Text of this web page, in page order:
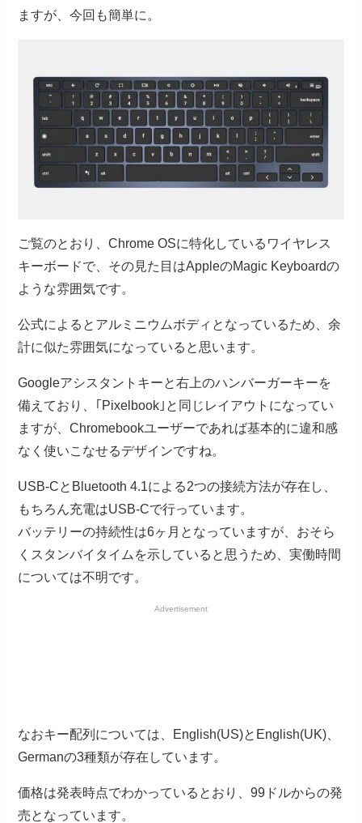
ますが、今回も簡単に。
ご覧のとおり、Chrome OSに特化しているワイヤレス
キーボードで、その見た目はAppleのMagic Keyboardの
ような雰囲気です。
公式によるとアルミニウムボディとなっているため、余
計に似た雰囲気になっていると思います。
Googleアシスタントキーと右上のハンバーガーキーを
備えており、｢Pixelbook｣と同じレイアウトになってい
ますが、Chromebookユーザーであれば基本的に違和感
なく使いこなせるデザインですね。
USB-CとBluetooth 4.1による2つの接続方法が存在し、
もちろん充電はUSB-Cで行っています。
バッテリーの持続性は6ヶ月となっていますが、おそら
くスタンバイタイムを示していると思うため、実働時間
については不明です。
Advertisement
なおキー配列については、English(US)とEnglish(UK)、
Germanの3種類が存在しています。
価格は発表時点でわかっているとおり、99ドルからの発
売となっています。